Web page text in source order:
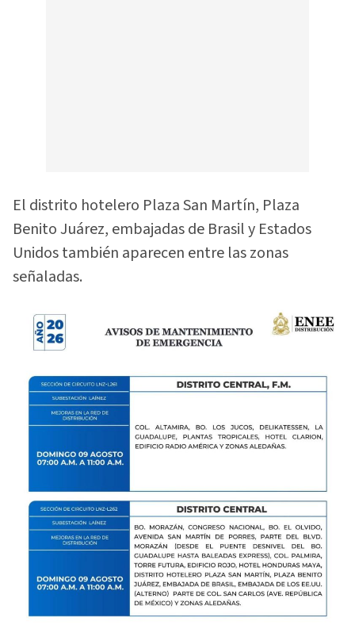
El distrito hotelero Plaza San Martín, Plaza
Benito Juárez, embajadas de Brasil y Estados
Unidos también aparecen entre las zonas
señaladas.